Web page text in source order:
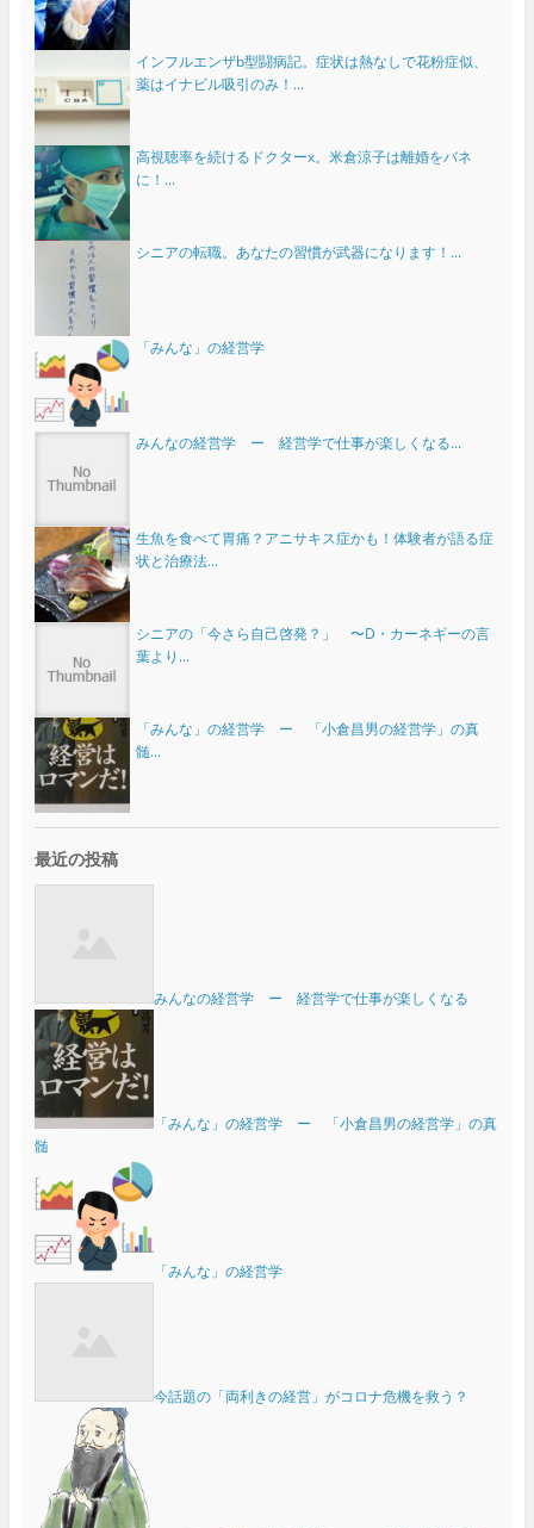
インフルエンザb型闘病記。症状は熱なしで花粉症似、
薬はイナビル吸引のみ！...
高視聴率を続けるドクターx。米倉涼子は離婚をバネ
に！...
シニアの転職。あなたの習慣が武器になります！...
「みんな」の経営学
みんなの経営学 ー 経営学で仕事が楽しくなる...
生魚を食べて胃痛？アニサキス症かも！体験者が語る症
状と治療法...
シニアの「今さら自己啓発？」 〜D・カーネギーの言
葉より...
「みんな」の経営学 ー 「小倉昌男の経営学」の真
髄...
最近の投稿
みんなの経営学 ー 経営学で仕事が楽しくなる
「みんな」の経営学 ー 「小倉昌男の経営学」の真
髄
「みんな」の経営学
今話題の「両利きの経営」がコロナ危機を救う？